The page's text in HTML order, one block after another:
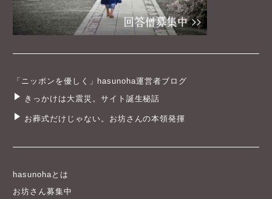
「ニッポンを優しく」hasunoha運営者ブログ
きっかけは大震災。サイト誕生秘話
お葬式だけじゃない。お坊さんの本領発揮
hasunohaとは
お坊さん募集中